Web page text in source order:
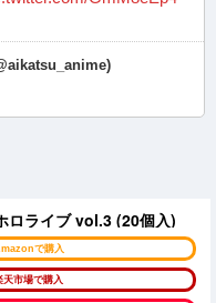
ロライブ vol.3 (20個入)
で購入
天市場で購入